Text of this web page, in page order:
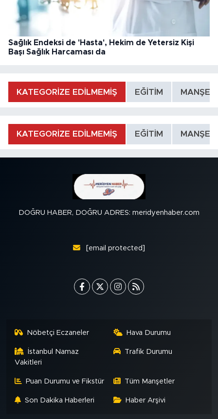
Sağlık Endeksi de 'Hasta', Hekim de Yetersiz Kişi
Başı Sağlık Harcaması da
KATEGORİZE EDİLMEMİŞ EĞİTİM MANŞET
KATEGORİZE EDİLMEMİŞ EĞİTİM MANŞET
DOĞRU HABER, DOĞRU ADRES: meridyenhaber.com
[email protected]
Nöbetçi Eczaneler Hava Durumu
İstanbul Namaz
Vakitleri
Trafik Durumu
Puan Durumu ve Fikstür Tüm Manşetler
Son Dakika Haberleri Haber Arşivi